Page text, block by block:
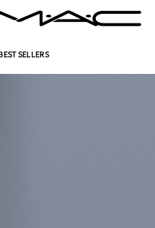
SELLERS